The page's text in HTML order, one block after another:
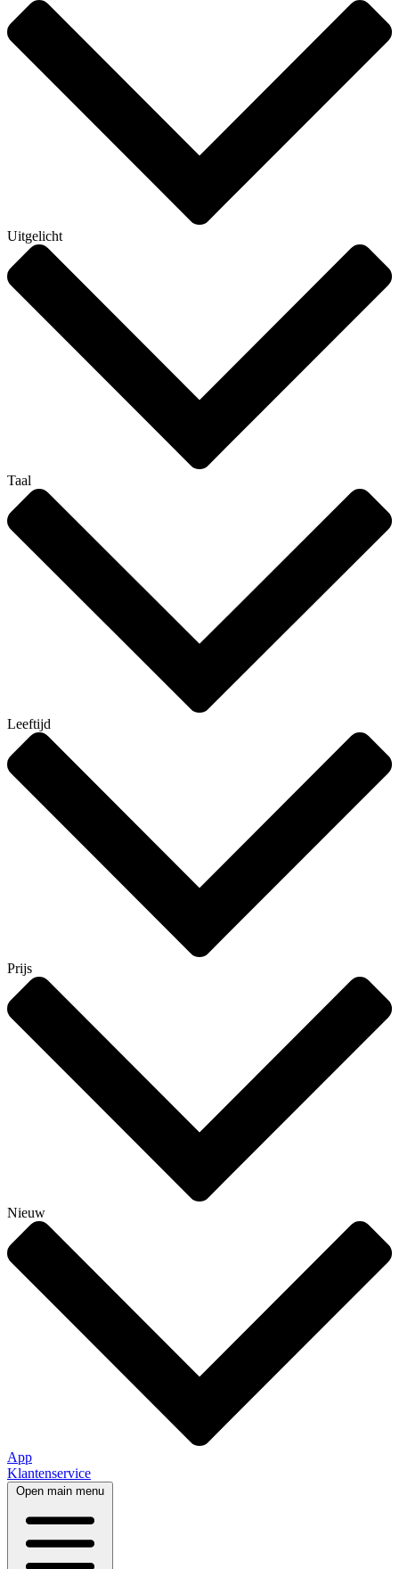
Uitgelicht
Taal
Leeftijd
Prijs
Nieuw
App
Klantenservice
Open main menu